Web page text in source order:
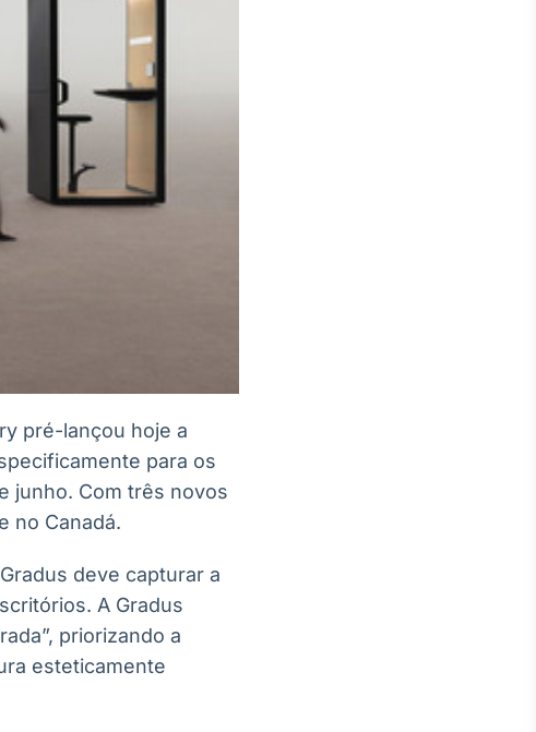
pré-lançou hoje a
para os
junho. Com três novos
no Canadá.
deve capturar a
A Gradus
priorizando a
esteticamente